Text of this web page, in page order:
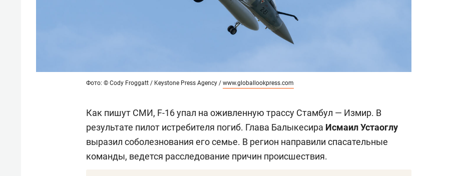
Фото: © Cody Froggatt / Keystone Press Agency / www.globallookpress.com
Как пишут СМИ, F-16 упал на оживленную трассу Стамбул — Измир. В
результате пилот истребителя погиб. Глава Балыкесира Исмаил Устаоглу
выразил соболезнования его семье. В регион направили спасательные
команды, ведется расследование причин происшествия.